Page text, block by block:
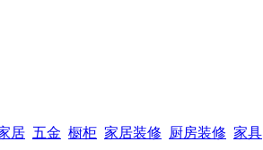
居 五金 橱柜 家居装修 厨房装修 家具